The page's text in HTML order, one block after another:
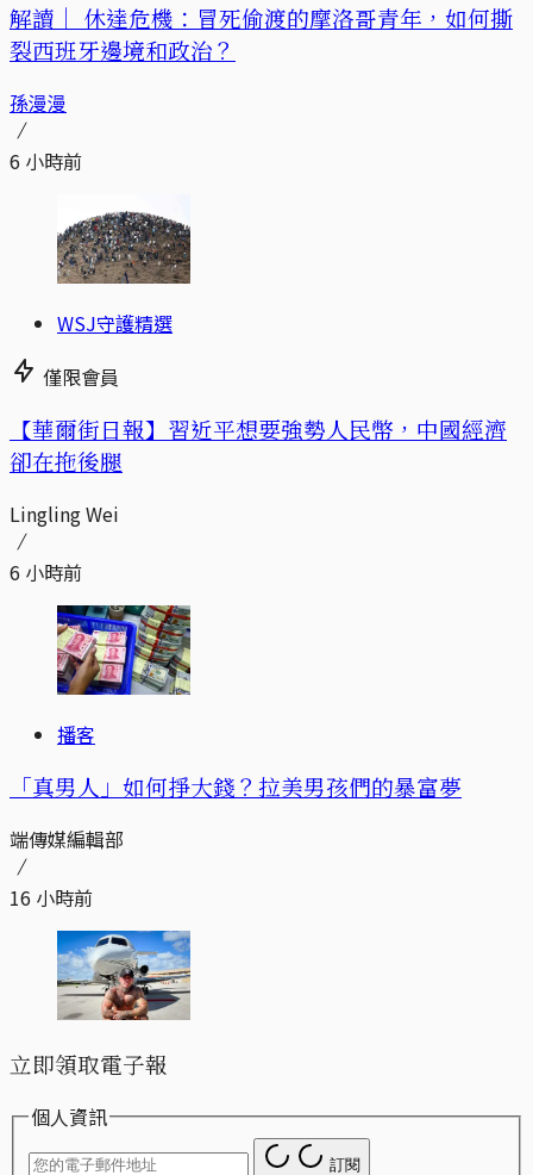
解讀｜ 休達危機：冒死偷渡的摩洛哥青年，如何撕
裂西班牙邊境和政治？
孫漫漫
6 小時前
WSJ守護精選
僅限會員
【華爾街日報】習近平想要強勢人民幣，中國經濟
卻在拖後腿
Lingling Wei
6 小時前
播客
「真男人」如何掙大錢？拉美男孩們的暴富夢
端傳媒編輯部
16 小時前
立即領取電子報
個人資訊
訂閱